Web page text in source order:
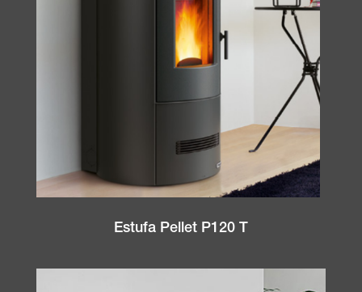
Estufa Pellet P120 T